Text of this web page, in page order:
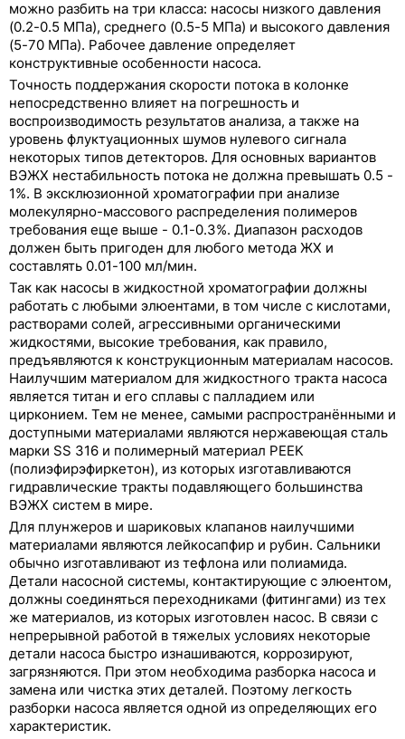
можно разбить на три класса: насосы низкого давления
(0.2-0.5 МПа), среднего (0.5-5 МПа) и высокого давления
(5-70 МПа). Рабочее давление определяет
конструктивные особенности насоса.
Точность поддержания скорости потока в колонке
непосредственно влияет на погрешность и
воспроизводимость результатов анализа, а также на
уровень флуктуационных шумов нулевого сигнала
некоторых типов детекторов. Для основных вариантов
ВЭЖХ нестабильность потока не должна превышать 0.5 -
1%. В эксклюзионной хроматографии при анализе
молекулярно-массового распределения полимеров
требования еще выше - 0.1-0.3%. Диапазон расходов
должен быть пригоден для любого метода ЖХ и
составлять 0.01-100 мл/мин.
Так как насосы в жидкостной хроматографии должны
работать с любыми элюентами, в том числе с кислотами,
растворами солей, агрессивными органическими
жидкостями, высокие требования, как правило,
предъявляются к конструкционным материалам насосов.
Наилучшим материалом для жидкостного тракта насоса
является титан и его сплавы с палладием или
цирконием. Тем не менее, самыми распространёнными и
доступными материалами являются нержавеющая сталь
марки SS 316 и полимерный материал PEEK
(полиэфирэфиркетон), из которых изготавливаются
гидравлические тракты подавляющего большинства
ВЭЖХ систем в мире.
Для плунжеров и шариковых клапанов наилучшими
материалами являются лейкосапфир и рубин. Сальники
обычно изготавливают из тефлона или полиамида.
Детали насосной системы, контактирующие с элюентом,
должны соединяться переходниками (фитингами) из тех
же материалов, из которых изготовлен насос. В связи с
непрерывной работой в тяжелых условиях некоторые
детали насоса быстро изнашиваются, коррозируют,
загрязняются. При этом необходима разборка насоса и
замена или чистка этих деталей. Поэтому легкость
разборки насоса является одной из определяющих его
характеристик.